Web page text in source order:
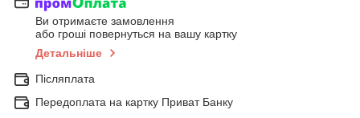
Ви отримаєте замовлення
або гроші повернуться на вашу картку
Детальніше
Післяплата
Передоплата на картку Приват Банку